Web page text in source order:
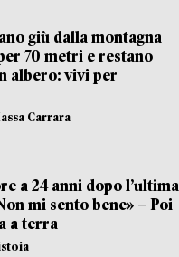
giù dalla montagna
70 metri e restano
albero: vivi per
Carrara
a 24 anni dopo l’ultima
mi sento bene» – Poi
a terra